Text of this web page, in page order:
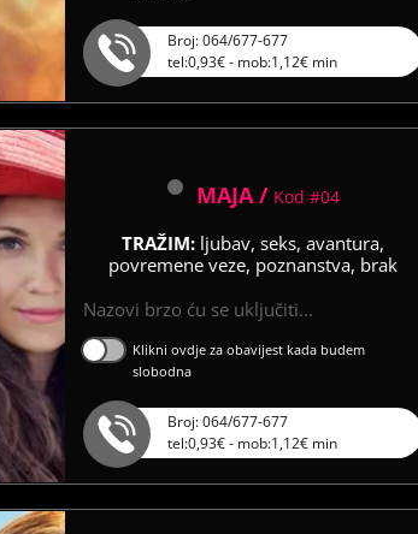
Broj: 064/677-677
tel:0,93€ - mob:1,12€ min
MAJA / Kod #04
TRAŽIM: ljubav, seks, avantura,
povremene veze, poznanstva, brak
Nazovi brzo ću se uključiti...
Klikni ovdje za obavijest kada budem
slobodna
Broj: 064/677-677
tel:0,93€ - mob:1,12€ min